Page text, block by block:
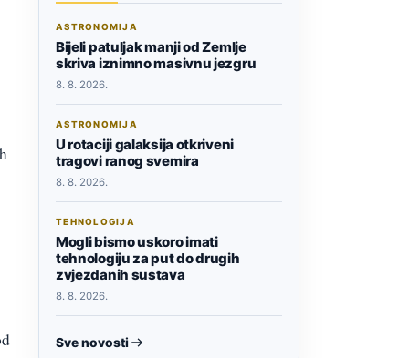
ASTRONOMIJA
Bijeli patuljak manji od Zemlje
skriva iznimno masivnu jezgru
8. 8. 2026.
ASTRONOMIJA
U rotaciji galaksija otkriveni
tragovi ranog svemira
8. 8. 2026.
TEHNOLOGIJA
Mogli bismo uskoro imati
tehnologiju za put do drugih
zvjezdanih sustava
8. 8. 2026.
Sve novosti